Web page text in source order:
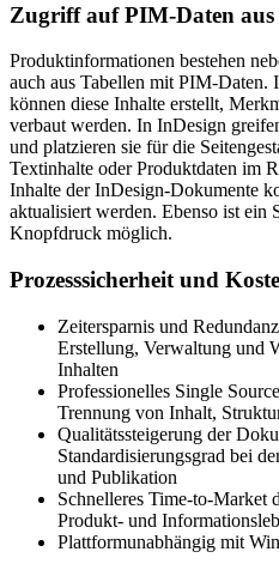
Zugriff auf PIM-Daten aus
Produktinformationen bestehen
auch aus Tabellen mit PIM-
können diese Inhalte erstellt,
verbaut werden. In InDesign
und platzieren sie für die
Textinhalte oder Produktdaten im
Inhalte der InDesign-Dokumente
aktualisiert werden. Ebenso ist ein
Knopfdruck möglich.
Prozesssicherheit und
Zeitersparnis und
Erstellung, Verwaltung und
Inhalten
Professionelles Single
Trennung von Inhalt,
Qualitätssteigerung der
Standardisierungsgrad bei
und Publikation
Schnelleres Time-to-Market
Produkt- und
Plattformunabhängig mit